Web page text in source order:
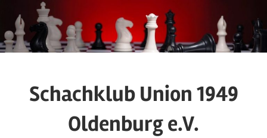
Inhalt
springen
Schachklub Union 1949
Oldenburg e.V.